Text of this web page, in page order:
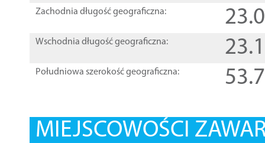
Zachodnia długość geograficzna:
Wschodnia długość geograficzna:
Południowa szerokość geograficzna:
MIEJSCOWOŚCI